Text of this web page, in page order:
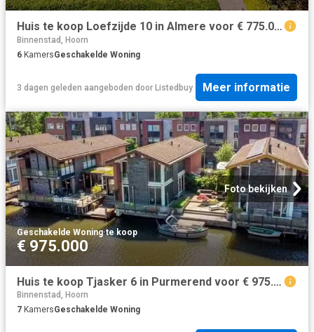
Huis te koop Loefzijde 10 in Almere voor € 775.000
Binnenstad, Hoorn
6 KamersGeschakelde Woning
3 dagen geleden aangeboden door Listedbuy Meer informatie
Foto bekijken
Geschakelde Woning·te koop
€ 975.000
Huis te koop Tjasker 6 in Purmerend voor € 975.000
Binnenstad, Hoorn
7 KamersGeschakelde Woning